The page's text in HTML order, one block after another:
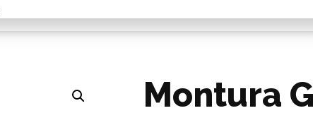
Montura